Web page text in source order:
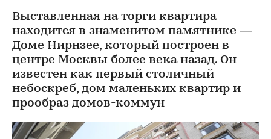
Выставленная на торги квартира
находится в знаменитом памятнике —
Доме Нирнзее, который построен в
центре Москвы более века назад. Он
известен как первый столичный
небоскреб, дом маленьких квартир и
прообраз домов-коммун